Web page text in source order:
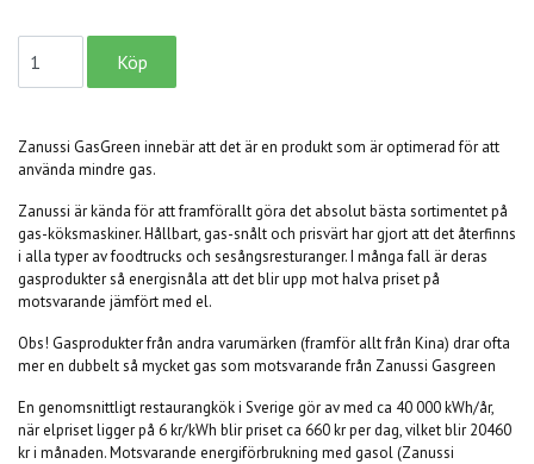
Zanussi GasGreen innebär att det är en produkt som är optimerad för att
använda mindre gas.
Zanussi är kända för att framförallt göra det absolut bästa sortimentet på
gas-köksmaskiner. Hållbart, gas-snålt och prisvärt har gjort att det återfinns
i alla typer av foodtrucks och sesångsresturanger. I många fall är deras
gasprodukter så energisnåla att det blir upp mot halva priset på
motsvarande jämfört med el.
Obs! Gasprodukter från andra varumärken (framför allt från Kina) drar ofta
mer en dubbelt så mycket gas som motsvarande från Zanussi Gasgreen
En genomsnittligt restaurangkök i Sverige gör av med ca 40 000 kWh/år,
när elpriset ligger på 6 kr/kWh blir priset ca 660 kr per dag, vilket blir 20460
kr i månaden. Motsvarande energiförbrukning med gasol (Zanussi